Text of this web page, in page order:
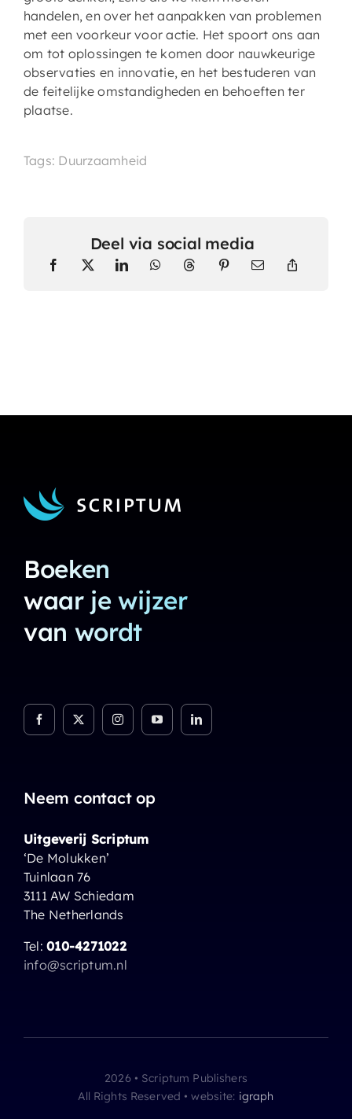
handelen, en over het aanpakken van problemen
met een voorkeur voor actie. Het spoort ons aan
om tot oplossingen te komen door nauwkeurige
observaties en innovatie, en het bestuderen van
de feitelijke omstandigheden en behoeften ter
plaatse.
Tags: Duurzaamheid
Deel via social media
Boeken
waar je wijzer
van wordt
Neem contact op
Uitgeverij Scriptum
‘De Molukken’
Tuinlaan 76
3111 AW Schiedam
The Netherlands
Tel:010-4271022
info@scriptum.nl
2026 • Scriptum Publishers
All Rights Reserved • website: igraph